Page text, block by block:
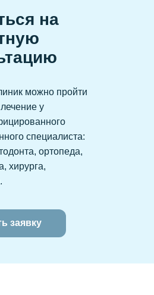
на
можно пройти
у
специалиста:
ортопеда,
хирурга,
заявку